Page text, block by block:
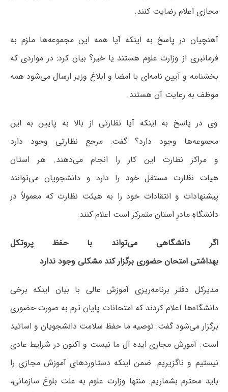
مجازی اعلام رضایت کنند.
آهنچیان در پاسخ به اینکه آیا همه این مجموعه‌ها ملزم به
فرمانبری از وزارت علوم هستند یا خیر؟ بیان کرد: در مواردی که
بخشنامه و آیین نامه‌ای با امضا و ابلاغ وزیر ارسال می‌شود همه
موظف به رعایت آن هستند.
وی در پاسخ به اینکه آیا نظارتی از بالا به پایین به این
مجموعه‌ها وجود دارد؟ گفت: مرجع نظارتی وجود دارد
و مراکز نظارت این کار را انجام می‌دهند. هر استان
هیات نظارت مستقل خود را دارد و دانشجویان می‌توانند
پیشنهادات و انتقادات خود را به هیئت نظارت که معمولاً در
دانشگاهِ مادرِ استان متمرکز است اعلام کنند.
اگر دانشگاهی می‌تواند با حفظ پروتکل
بهداشتی امتحان حضوری برگزار کند مشکلی وجود ندارد
مدیرکل دفتر برنامه‌ریزی آموزش عالی با بیان اینکه برخی
دانشگاه‌ها اعلام کردند که امتحانات پایان ترم به صورت حضوری
برگزار می‌شود گفت: توصیه ما حفظ سلامت دانشجویان و اساتید
است. آموزش مجازی ایده آل ما نیست و اکنون در شرایط عادی
نیستیم و ناگزیریم. ضمن اینکه دستاوردهای آموزش مجازی را
باید محترم بشماریم. منتها وزارت علوم به علت بلوغ سازمانی،